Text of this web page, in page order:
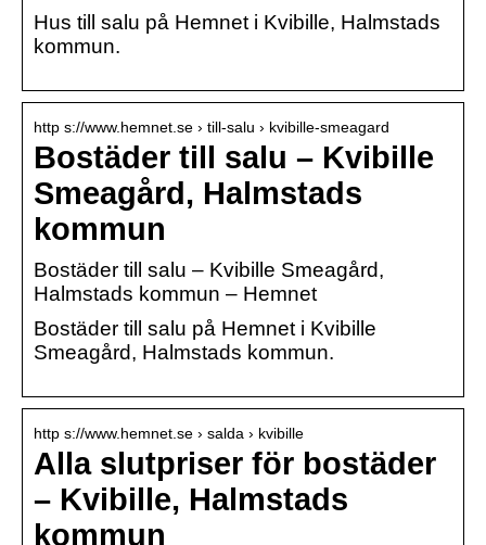
Hus till salu på Hemnet i Kvibille, Halmstads
kommun.
http s://www.hemnet.se › till-salu › kvibille-smeagard
Bostäder till salu – Kvibille
Smeagård, Halmstads
kommun
Bostäder till salu – Kvibille Smeagård,
Halmstads kommun – Hemnet
Bostäder till salu på Hemnet i Kvibille
Smeagård, Halmstads kommun.
http s://www.hemnet.se › salda › kvibille
Alla slutpriser för bostäder
– Kvibille, Halmstads
kommun